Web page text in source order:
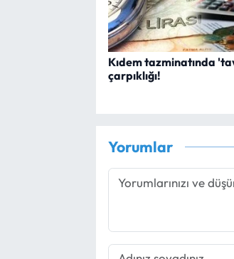
Kıdem tazminatında
çarpıklığı!
Yorumlar